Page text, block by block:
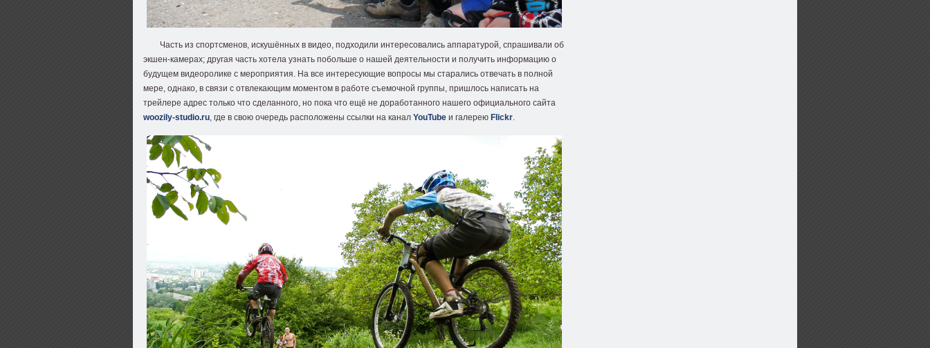
Часть из спортсменов, искушённых в видео, подходили интересовались аппаратурой, спрашивали об
экшен-камерах; другая часть хотела узнать побольше о нашей деятельности и получить информацию о
будущем видеоролике с мероприятия. На все интересующие вопросы мы старались отвечать в полной
мере, однако, в связи с отвлекающим моментом в работе съемочной группы, пришлось написать на
трейлере адрес только что сделанного, но пока что ещё не доработанного нашего официального сайта
woozily-studio.ru, где в свою очередь расположены ссылки на канал YouTube и галерею Flickr.